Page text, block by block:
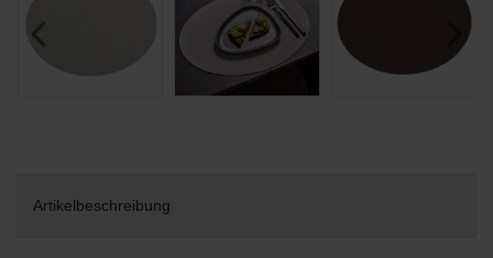
Artikelbeschreibung